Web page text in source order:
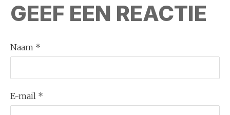
GEEF EEN REACTIE
Naam *
E-mail *